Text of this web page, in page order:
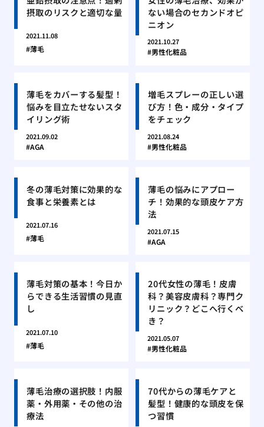
摂取のリスクと適切な量
2021.11.08
薄毛
ない場合のセカンドオピ
ニオン
2021.10.27
男性化粧品
薄毛をカバーする髪型！
悩みを目立たせないスタ
イリング術
2021.09.02
AGA
増毛スプレーの正しい選
び方！色・成分・タイプ
をチェック
2021.08.24
男性化粧品
冬の薄毛対策に効果的な
食事と栄養素とは
2021.07.16
薄毛
薄毛の悩みにアプロー
チ！効果的な頭皮ケア方
法
2021.07.15
AGA
薄毛対策の基本！今日か
らできる生活習慣の見直
し
2021.07.10
薄毛
20代女性の薄毛！皮膚
科？美容皮膚科？専門ク
リニック？どこへ行くべ
き？
2021.05.07
男性化粧品
薄毛治療の選択肢！内服
薬・外用薬・その他の治
療法
70代からの薄毛ケアと
髪型！健康的な頭皮を保
つ習慣